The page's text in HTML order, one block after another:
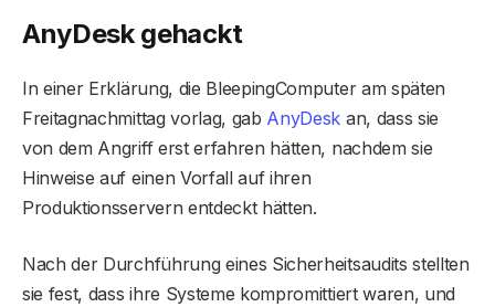
AnyDesk gehackt
In einer Erklärung, die BleepingComputer am späten
Freitagnachmittag vorlag, gab AnyDesk an, dass sie
von dem Angriff erst erfahren hätten, nachdem sie
Hinweise auf einen Vorfall auf ihren
Produktionsservern entdeckt hätten.
Nach der Durchführung eines Sicherheitsaudits stellten
sie fest, dass ihre Systeme kompromittiert waren, und